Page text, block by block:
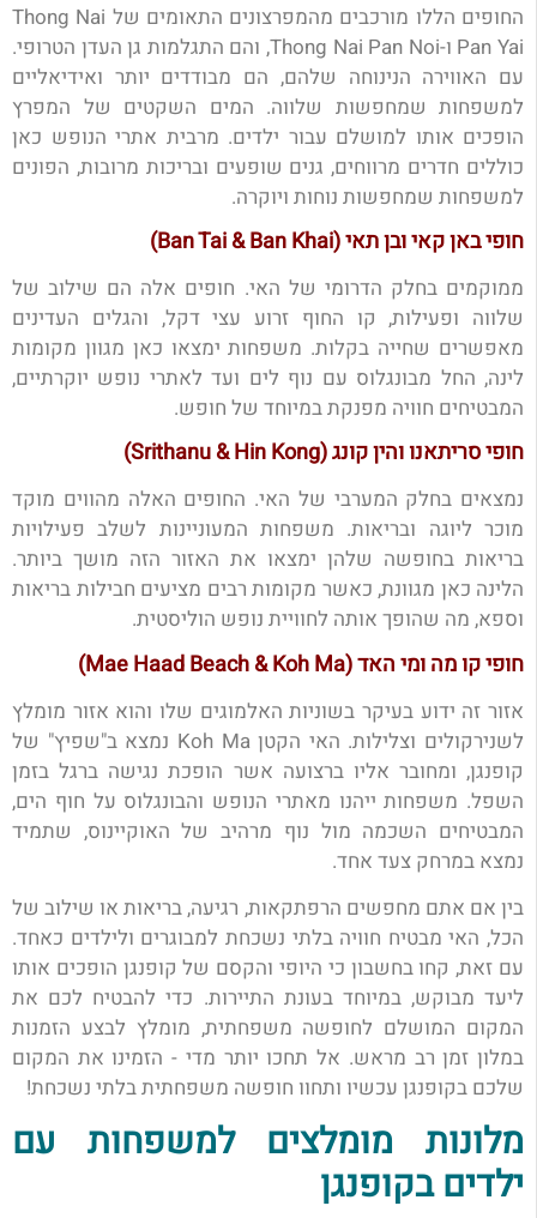
החופים הללו מורכבים מהמפרצונים התאומים של Thong Nai
Pan Yai ו-Thong Nai Pan Noi, והם התגלמות גן העדן הטרופי.
עם האווירה הנינוחה שלהם, הם מבודדים יותר ואידיאליים
למשפחות שמחפשות שלווה. המים השקטים של המפרץ
הופכים אותו למושלם עבור ילדים. מרבית אתרי הנופש כאן
כוללים חדרים מרווחים, גנים שופעים ובריכות מרובות, הפונים
למשפחות שמחפשות נוחות ויוקרה.
חופי באן קאי ובן תאי (Ban Tai & Ban Khai)
ממוקמים בחלק הדרומי של האי. חופים אלה הם שילוב של
שלווה ופעילות, קו החוף זרוע עצי דקל, והגלים העדינים
מאפשרים שחייה בקלות. משפחות ימצאו כאן מגוון מקומות
לינה, החל מבונגלוס עם נוף לים ועד לאתרי נופש יוקרתיים,
המבטיחים חוויה מפנקת במיוחד של חופש.
חופי סריתאנו והין קונג (Srithanu & Hin Kong)
נמצאים בחלק המערבי של האי. החופים האלה מהווים מוקד
מוכר ליוגה ובריאות. משפחות המעוניינות לשלב פעילויות
בריאות בחופשה שלהן ימצאו את האזור הזה מושך ביותר.
הלינה כאן מגוונת, כאשר מקומות רבים מציעים חבילות בריאות
וספא, מה שהופך אותה לחוויית נופש הוליסטית.
חופי קו מה ומי האד (Mae Haad Beach & Koh Ma)
אזור זה ידוע בעיקר בשוניות האלמוגים שלו והוא אזור מומלץ
לשנירקולים וצלילות. האי הקטן Koh Ma נמצא ב"שפיץ" של
קופנגן, ומחובר אליו ברצועה אשר הופכת נגישה ברגל בזמן
השפל. משפחות ייהנו מאתרי הנופש והבונגלוס על חוף הים,
המבטיחים השכמה מול נוף מרהיב של האוקיינוס, שתמיד
נמצא במרחק צעד אחד.
בין אם אתם מחפשים הרפתקאות, רגיעה, בריאות או שילוב של
הכל, האי מבטיח חוויה בלתי נשכחת למבוגרים ולילדים כאחד.
עם זאת, קחו בחשבון כי היופי והקסם של קופנגן הופכים אותו
ליעד מבוקש, במיוחד בעונת התיירות. כדי להבטיח לכם את
המקום המושלם לחופשה משפחתית, מומלץ לבצע הזמנות
במלון זמן רב מראש. אל תחכו יותר מדי - הזמינו את המקום
שלכם בקופנגן עכשיו ותחוו חופשה משפחתית בלתי נשכחת!
מלונות מומלצים למשפחות עם
ילדים בקופנגן